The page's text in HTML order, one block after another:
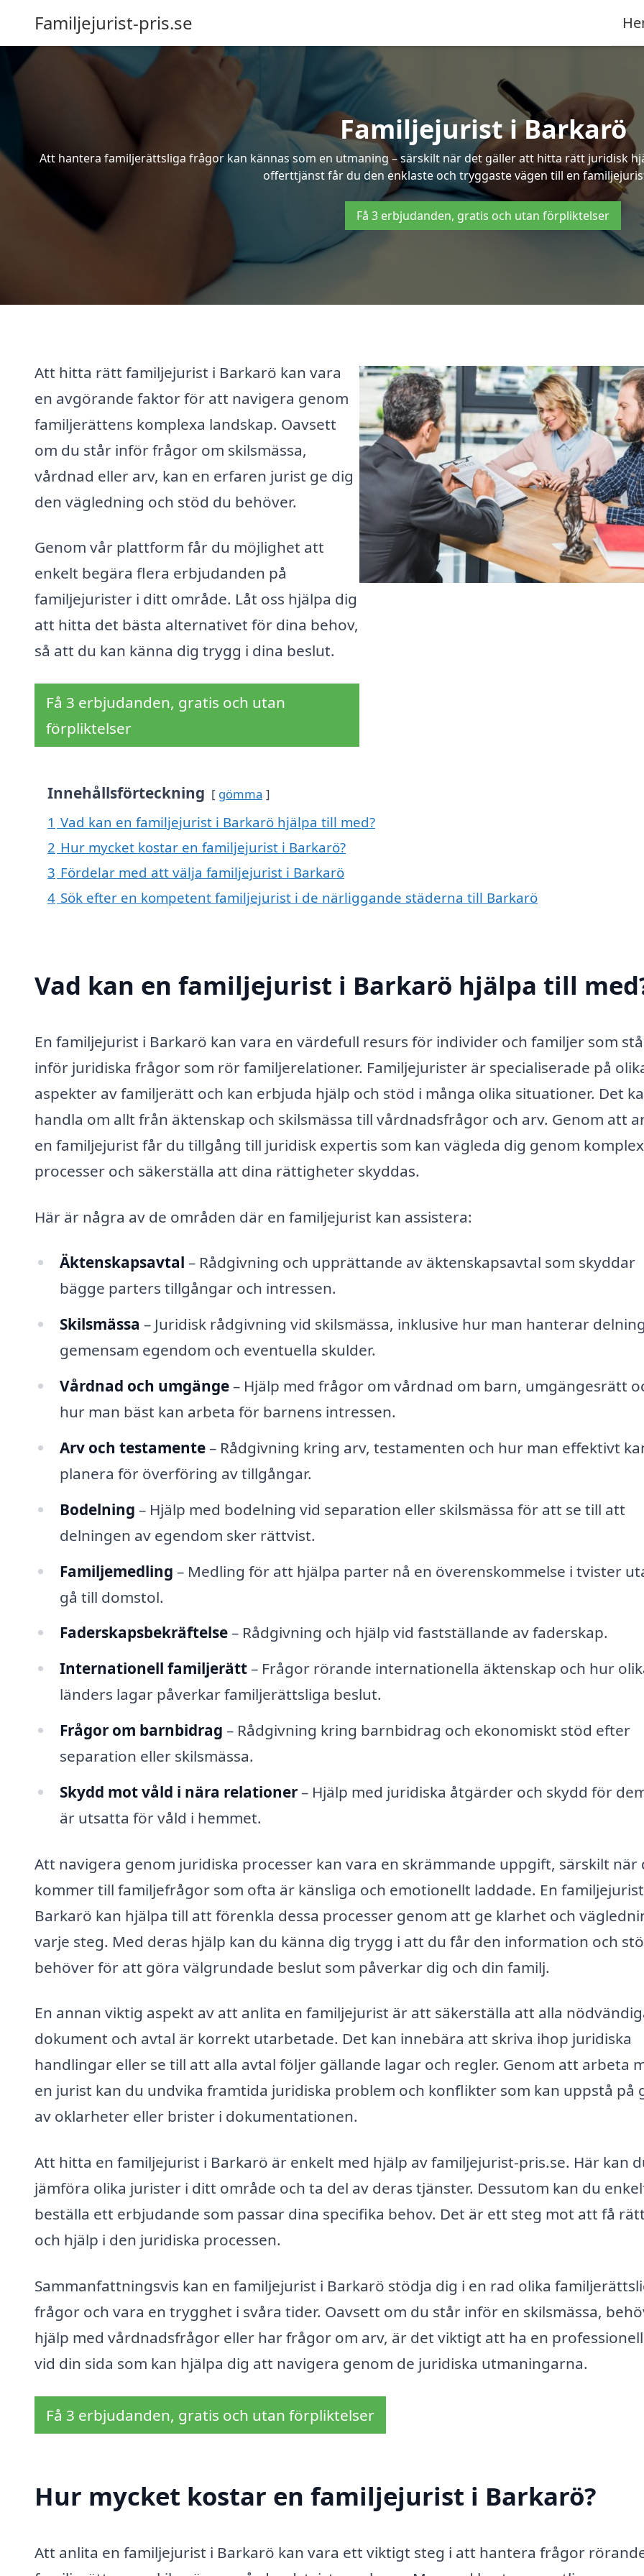
Familjejurist-pris.se
Familjejurist i Barkarö
Att hantera familjerättsliga frågor kan kännas som en utmaning – särskilt när det gäller att hitta rätt juridisk
offerttjänst får du den enklaste och tryggaste vägen till en
Få 3 erbjudanden, gratis och utan förpliktelser
Att hitta rätt familjejurist i Barkarö kan vara
en avgörande faktor för att navigera genom
familjerättens komplexa landskap. Oavsett
om du står inför frågor om skilsmässa,
vårdnad eller arv, kan en erfaren jurist ge dig
den vägledning och stöd du behöver.
Genom vår plattform får du möjlighet att
enkelt begära flera erbjudanden på
familjejurister i ditt område. Låt oss hjälpa dig
att hitta det bästa alternativet för dina behov,
så att du kan känna dig trygg i dina beslut.
Få 3 erbjudanden, gratis och utan
förpliktelser
Innehållsförteckning gömma
1 Vad kan en familjejurist i Barkarö hjälpa till med?
2 Hur mycket kostar en familjejurist i Barkarö?
3 Fördelar med att välja familjejurist i Barkarö
4 Sök efter en kompetent familjejurist i de närliggande städerna till Barkarö
Vad kan en familjejurist i Barkarö hjälpa till
En familjejurist i Barkarö kan vara en värdefull resurs för individer och familjer som
inför juridiska frågor som rör familjerelationer. Familjejurister är specialiserade på
aspekter av familjerätt och kan erbjuda hjälp och stöd i många olika situationer. Det
handla om allt från äktenskap och skilsmässa till vårdnadsfrågor och arv. Genom att
en familjejurist får du tillgång till juridisk expertis som kan vägleda dig genom
processer och säkerställa att dina rättigheter skyddas.
Här är några av de områden där en familjejurist kan assistera:
Äktenskapsavtal – Rådgivning och upprättande av äktenskapsavtal som skyddar
bägge parters tillgångar och intressen.
Skilsmässa – Juridisk rådgivning vid skilsmässa, inklusive hur man hanterar
gemensam egendom och eventuella skulder.
Vårdnad och umgänge– Hjälp med frågor om vårdnad om barn, umgängesrätt
hur man bäst kan arbeta för barnens intressen.
Arv och testamente– Rådgivning kring arv, testamenten och hur man effektivt
planera för överföring av tillgångar.
Bodelning – Hjälp med bodelning vid separation eller skilsmässa för att se till att
delningen av egendom sker rättvist.
Familjemedling – Medling för att hjälpa parter nå en överenskommelse i tvister
gå till domstol.
Faderskapsbekräftelse– Rådgivning och hjälp vid fastställande av faderskap.
Internationell familjerätt– Frågor rörande internationella äktenskap och hur
länders lagar påverkar familjerättsliga beslut.
Frågor om barnbidrag – Rådgivning kring barnbidrag och ekonomiskt stöd efter
separation eller skilsmässa.
Skydd mot våld i nära relationer– Hjälp med juridiska åtgärder och skydd för
är utsatta för våld i hemmet.
Att navigera genom juridiska processer kan vara en skrämmande uppgift, särskilt när
kommer till familjefrågor som ofta är känsliga och emotionellt laddade. En
Barkarö kan hjälpa till att förenkla dessa processer genom att ge klarhet och
varje steg. Med deras hjälp kan du känna dig trygg i att du får den information och
behöver för att göra välgrundade beslut som påverkar dig och din familj.
En annan viktig aspekt av att anlita en familjejurist är att säkerställa att alla
dokument och avtal är korrekt utarbetade. Det kan innebära att skriva ihop juridiska
handlingar eller se till att alla avtal följer gällande lagar och regler. Genom att arbeta
en jurist kan du undvika framtida juridiska problem och konflikter som kan uppstå på
av oklarheter eller brister i dokumentationen.
Att hitta en familjejurist i Barkarö är enkelt med hjälp av familjejurist-pris.se. Här kan
jämföra olika jurister i ditt område och ta del av deras tjänster. Dessutom kan du
beställa ett erbjudande som passar dina specifika behov. Det är ett steg mot att få
och hjälp i den juridiska processen.
Sammanfattningsvis kan en familjejurist i Barkarö stödja dig i en rad olika
frågor och vara en trygghet i svåra tider. Oavsett om du står inför en skilsmässa,
hjälp med vårdnadsfrågor eller har frågor om arv, är det viktigt att ha en
vid din sida som kan hjälpa dig att navigera genom de juridiska utmaningarna.
Få 3 erbjudanden, gratis och utan förpliktelser
Hur mycket kostar en familjejurist i Barkarö?
Att anlita en familjejurist i Barkarö kan vara ett viktigt steg i att hantera frågor